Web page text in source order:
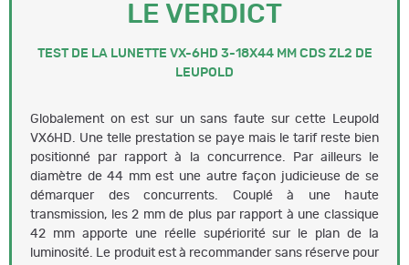
LE VERDICT
TEST DE LA LUNETTE VX-6HD 3-18X44 MM CDS ZL2 DE
LEUPOLD
Globalement on est sur un sans faute sur cette Leupold
VX6HD. Une telle prestation se paye mais le tarif reste bien
positionné par rapport à la concurrence. Par ailleurs le
diamètre de 44 mm est une autre façon judicieuse de se
démarquer des concurrents. Couplé à une haute
transmission, les 2 mm de plus par rapport à une classique
42 mm apporte une réelle supériorité sur le plan de la
luminosité. Le produit est à recommander sans réserve pour